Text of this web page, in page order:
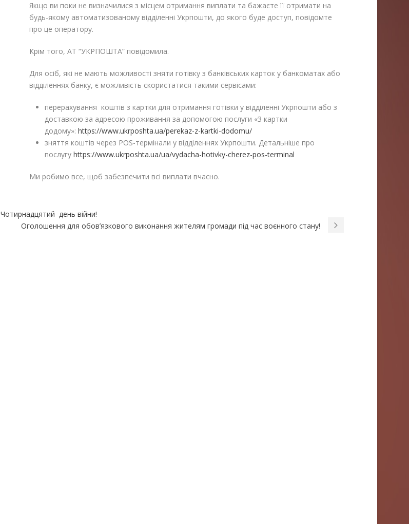
Якщо ви поки не визначилися з місцем отримання виплати та бажаєте її отримати на
будь-якому автоматизованому відділенні Укрпошти, до якого буде доступ, повідомте
про це оператору.
Крім того, АТ “УКРПОШТА” повідомила.
Для осіб, які не мають можливості зняти готівку з банківських карток у банкоматах або
відділеннях банку, є можливість скористатися такими сервісами:
перерахування коштів з картки для отримання готівки у відділенні Укрпошти або з
доставкою за адресою проживання за допомогою послуги «З картки
додому»: https://www.ukrposhta.ua/perekaz-z-kartki-dodomu/
зняття коштів через POS-термінали у відділеннях Укрпошти. Детальніше про
послугу https://www.ukrposhta.ua/ua/vydacha-hotivky-cherez-pos-terminal
Ми робимо все, щоб забезпечити всі виплати вчасно.
Чотирнадцятий день війни!
Оголошення для обов’язкового виконання жителям громади під час воєнного стану!